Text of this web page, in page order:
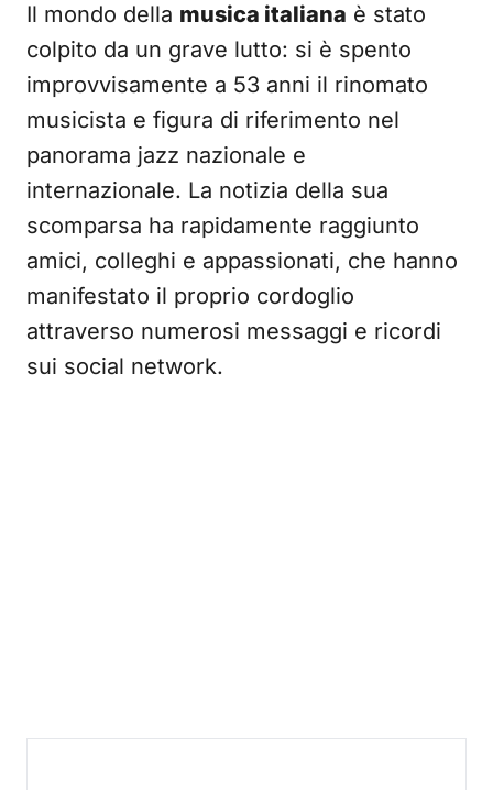
Il mondo della musica italiana è stato
colpito da un grave lutto: si è spento
improvvisamente a 53 anni il rinomato
musicista e figura di riferimento nel
panorama jazz nazionale e
internazionale. La notizia della sua
scomparsa ha rapidamente raggiunto
amici, colleghi e appassionati, che hanno
manifestato il proprio cordoglio
attraverso numerosi messaggi e ricordi
sui social network.